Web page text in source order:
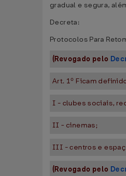
gradual e segura,
Decreta:
Protocolos Para
(Revogado pelo
Art. 1º Ficam
I - clubes sociais,
II - cinemas;
III - centros e
(Revogado pelo